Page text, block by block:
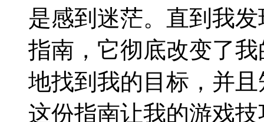
是感到迷茫。直到我
指南，它彻底改变了
地找到我的目标，并
这份指南让我的游戏